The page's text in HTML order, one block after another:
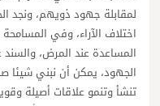
لمقابلة جهود ذويهم، ونجد
اختلاف الآراء، وفي
المساعدة عند المرض،
الجهود، يمكن أن نبني شيئا
تنشأ وتنمو علاقات أصيلة